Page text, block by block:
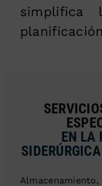
simplifica
EN LA
Almacenamiento,